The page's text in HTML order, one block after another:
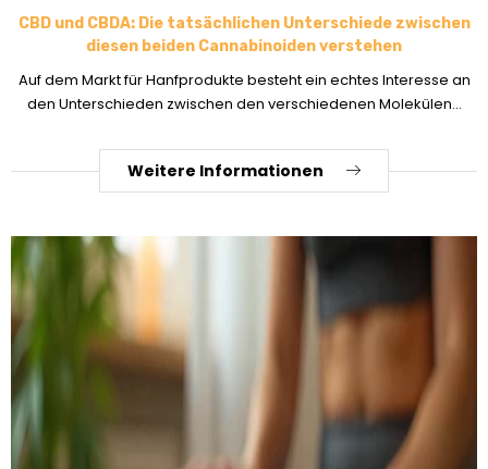
CBD und CBDA: Die tatsächlichen Unterschiede zwischen
diesen beiden Cannabinoiden verstehen
Auf dem Markt für Hanfprodukte besteht ein echtes Interesse an
den Unterschieden zwischen den verschiedenen Molekülen...
Weitere Informationen